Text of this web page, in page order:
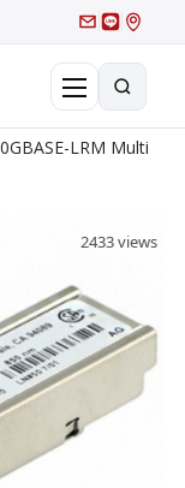
×
LRM Multi
2433 views